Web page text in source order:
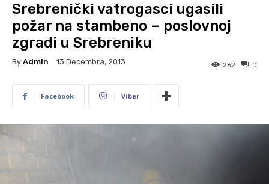
Srebrenički vatrogasci ugasili
požar na stambeno – poslovnoj
zgradi u Srebreniku
By Admin 13 Decembra, 2013 0
262
Facebook Viber